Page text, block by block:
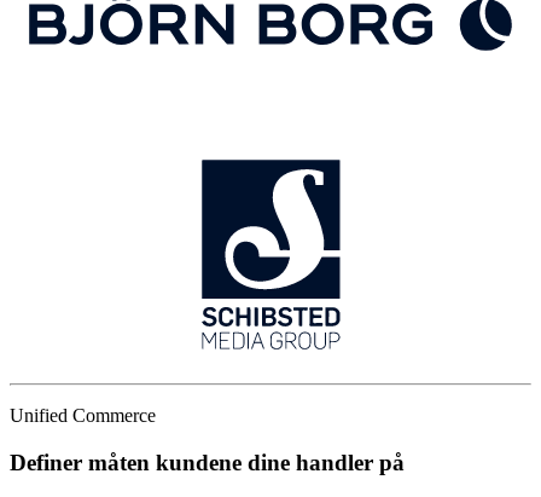
Unified Commerce
Definer måten kundene dine handler på